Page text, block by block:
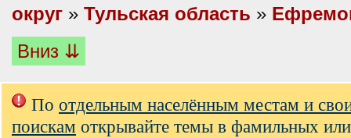
округ » Тульская область »
Вниз ⇊
По отдельным населённым местам и
поискам открывайте темы в фамильных